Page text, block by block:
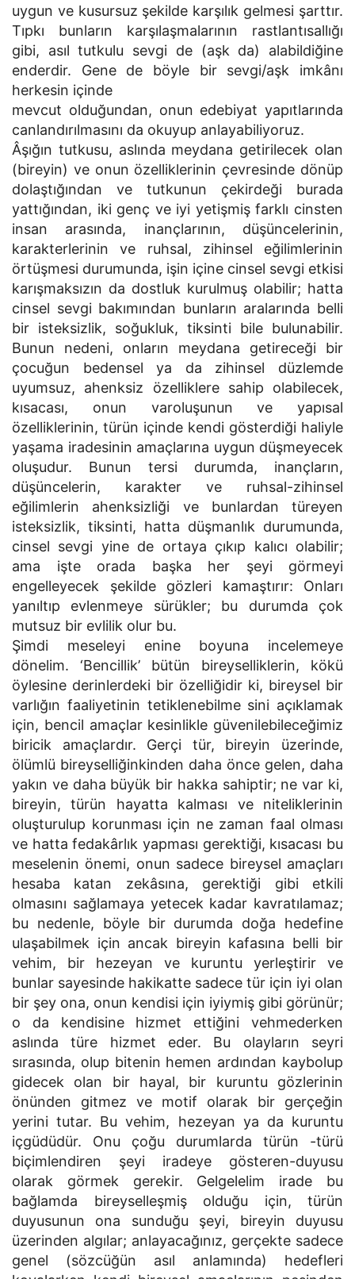
uygun ve kusursuz şekilde karşılık gelmesi şarttır.
Tıpkı bunların karşılaşmalarının rastlantısallığı
gibi, asıl tutkulu sevgi de (aşk da) alabildiğine
enderdir. Gene de böyle bir sevgi/aşk imkânı
herkesin içinde
mevcut olduğundan, onun edebiyat yapıtlarında
canlandırılmasını da okuyup anlayabiliyoruz.
Âşığın tutkusu, aslında meydana getirilecek olan
(bireyin) ve onun özelliklerinin çevresinde dönüp
dolaştığından ve tutkunun çekirdeği burada
yattığından, iki genç ve iyi yetişmiş farklı cinsten
insan arasında, inançlarının, düşüncelerinin,
karakterlerinin ve ruhsal, zihinsel eğilimlerinin
örtüşmesi durumunda, işin içine cinsel sevgi etkisi
karışmaksızın da dostluk kurulmuş olabilir; hatta
cinsel sevgi bakımından bunların aralarında belli
bir isteksizlik, soğukluk, tiksinti bile bulunabilir.
Bunun nedeni, onların meydana getireceği bir
çocuğun bedensel ya da zihinsel düzlemde
uyumsuz, ahenksiz özelliklere sahip olabilecek,
kısacası, onun varoluşunun ve yapısal
özelliklerinin, türün içinde kendi gösterdiği haliyle
yaşama iradesinin amaçlarına uygun düşmeyecek
oluşudur. Bunun tersi durumda, inançların,
düşüncelerin, karakter ve ruhsal-zihinsel
eğilimlerin ahenksizliği ve bunlardan türeyen
isteksizlik, tiksinti, hatta düşmanlık durumunda,
cinsel sevgi yine de ortaya çıkıp kalıcı olabilir;
ama işte orada başka her şeyi görmeyi
engelleyecek şekilde gözleri kamaştırır: Onları
yanıltıp evlenmeye sürükler; bu durumda çok
mutsuz bir evlilik olur bu.
Şimdi meseleyi enine boyuna incelemeye
dönelim. ‘Bencillik’ bütün bireyselliklerin, kökü
öylesine derinlerdeki bir özelliğidir ki, bireysel bir
varlığın faaliyetinin tetiklenebilme sini açıklamak
için, bencil amaçlar kesinlikle güvenilebileceğimiz
biricik amaçlardır. Gerçi tür, bireyin üzerinde,
ölümlü bireyselliğinkinden daha önce gelen, daha
yakın ve daha büyük bir hakka sahiptir; ne var ki,
bireyin, türün hayatta kalması ve niteliklerinin
oluşturulup korunması için ne zaman faal olması
ve hatta fedakârlık yapması gerektiği, kısacası bu
meselenin önemi, onun sadece bireysel amaçları
hesaba katan zekâsına, gerektiği gibi etkili
olmasını sağlamaya yetecek kadar kavratılamaz;
bu nedenle, böyle bir durumda doğa hedefine
ulaşabilmek için ancak bireyin kafasına belli bir
vehim, bir hezeyan ve kuruntu yerleştirir ve
bunlar sayesinde hakikatte sadece tür için iyi olan
bir şey ona, onun kendisi için iyiymiş gibi görünür;
o da kendisine hizmet ettiğini vehmederken
aslında türe hizmet eder. Bu olayların seyri
sırasında, olup bitenin hemen ardından kaybolup
gidecek olan bir hayal, bir kuruntu gözlerinin
önünden gitmez ve motif olarak bir gerçeğin
yerini tutar. Bu vehim, hezeyan ya da kuruntu
içgüdüdür. Onu çoğu durumlarda türün -türü
biçimlendiren şeyi iradeye gösteren-duyusu
olarak görmek gerekir. Gelgelelim irade bu
bağlamda bireyselleşmiş olduğu için, türün
duyusunun ona sunduğu şeyi, bireyin duyusu
üzerinden algılar; anlayacağınız, gerçekte sadece
genel (sözcüğün asıl anlamında) hedefleri